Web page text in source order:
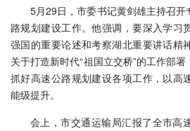
5月29日，市委书记黄剑雄主持召
路规划建设工作。他强调，要深入学习
强国的重要论述和考察湖北重要讲话精
关于打造新时代“祖国立交桥”的工作部
抓好高速公路规划建设各项工作，以高
能级提升。
会上，市交通运输局汇报了全市高